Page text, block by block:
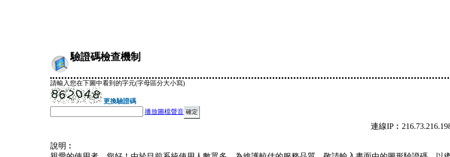
驗證碼檢查機制
請輸入您在下圖中看到的字元(字母區分大小寫)
更換驗證碼
播放圖檔聲音
連線
說明︰